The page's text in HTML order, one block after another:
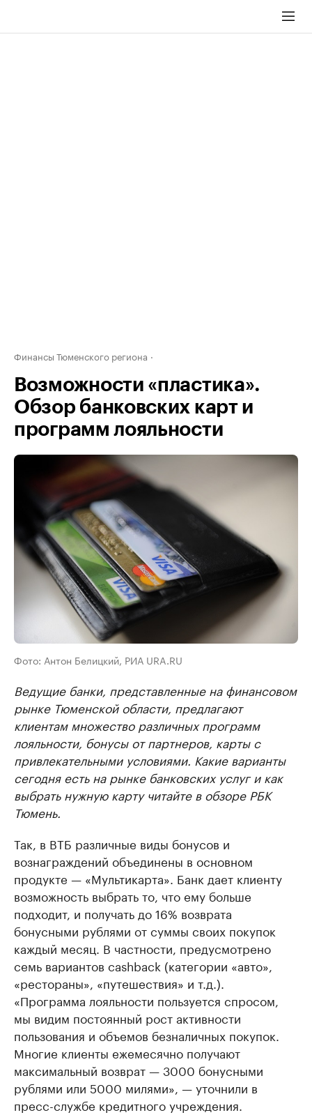
Финансы Тюменского региона
Возможности «пластика».
Обзор банковских карт и
программ лояльности
Фото: Антон Белицкий, РИА URA.RU
Ведущие банки, представленные на финансовом
рынке Тюменской области, предлагают
клиентам множество различных программ
лояльности, бонусы от партнеров, карты с
привлекательными условиями. Какие варианты
сегодня есть на рынке банковских услуг и как
выбрать нужную карту читайте в обзоре РБК
Тюмень.
Так, в ВТБ различные виды бонусов и
вознаграждений объединены в основном
продукте — «Мультикарта». Банк дает клиенту
возможность выбрать то, что ему больше
подходит, и получать до 16% возврата
бонусными рублями от суммы своих покупок
каждый месяц. В частности, предусмотрено
семь вариантов cashback (категории «авто»,
«рестораны», «путешествия» и т.д.).
«Программа лояльности пользуется спросом,
мы видим постоянный рост активности
пользования и объемов безналичных покупок.
Многие клиенты ежемесячно получают
максимальный возврат — 3000 бонусными
рублями или 5000 милями», — уточнили в
пресс-службе кредитного учреждения.